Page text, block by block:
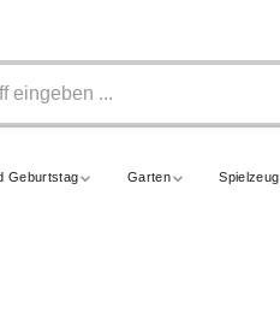
Geburtstag Garten Spielzeug